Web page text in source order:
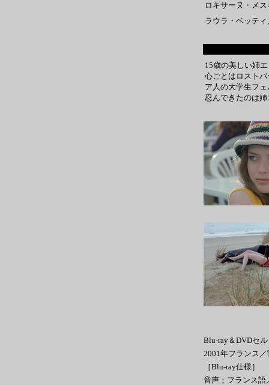
ロキサーヌ・メ
ラウラ・ベッテ
15歳の美しい姉
心ごとはロスト
ア人の大学生フ
忍んできたのは
Blu-ray＆DVDセ
2001年フランス
［Blu-ray仕様］
音声：フランス語